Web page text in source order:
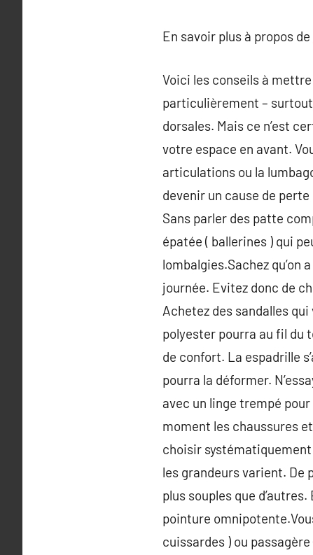
En savoir plus à propos de
Voici les conseils à
particulièrement –
dorsales. Mais ce n’est
votre espace en avant.
articulations ou la
devenir un cause de
Sans parler des patte
épatée ( ballerines ) qui
lombalgies.Sachez qu’on
journée. Evitez donc de
Achetez des sandalles
polyester pourra au fil du
de confort. La espadrille
pourra la déformer.
avec un linge trempé pour
moment les chaussures
choisir systématiquement
les grandeurs varient.
plus souples que
pointure
cuissardes ) ou